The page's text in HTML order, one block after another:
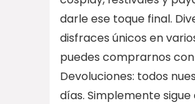
darle ese toque final.
disfraces únicos en
puedes comprarnos
Devoluciones: todos
días. Simplemente